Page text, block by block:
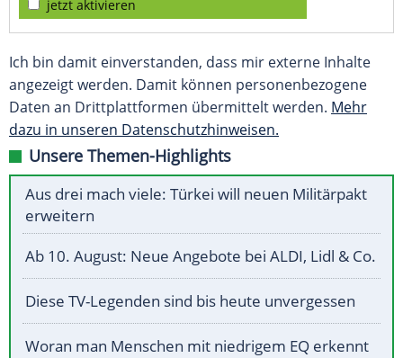
jetzt aktivieren
Ich bin damit einverstanden, dass mir externe Inhalte
angezeigt werden. Damit können personenbezogene
Daten an Drittplattformen übermittelt werden. Mehr
dazu in unseren Datenschutzhinweisen.
Unsere Themen-Highlights
Aus drei mach viele: Türkei will neuen Militärpakt
erweitern
Ab 10. August: Neue Angebote bei ALDI, Lidl & Co.
Diese TV-Legenden sind bis heute unvergessen
Woran man Menschen mit niedrigem EQ erkennt